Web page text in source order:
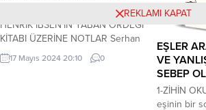
HENRİK İBSEN’İN YABAN ÖRDEĞİ
KİTABI ÜZERİNE NOTLAR Serhan
Poyraz … “Son Akşam Yemeği…” –
Masadaki on üçüncü kişi kim? –
17 Mayıs 2024 20:10 0
EŞLER
VE
SEBEP
1-ZİHİN
eşinin bir
REKLAMI KAPAT